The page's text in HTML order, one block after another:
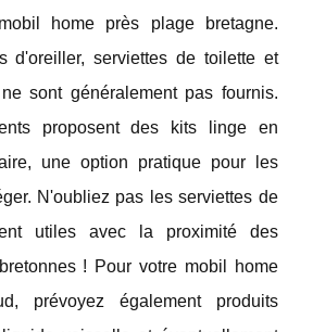
home près plage bretagne.
d'oreiller, serviettes de toilette et
sont généralement pas fournis.
proposent des kits linge en
une option pratique pour les
N'oubliez pas les serviettes de
utiles avec la proximité des
! Pour votre mobil home
prévoyez également produits